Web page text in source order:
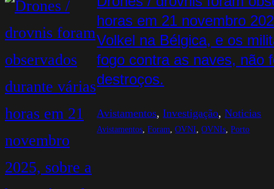
horas em 21 novembro
Volkel na Bélgica, e os
fogo contra as naves, não
destroços.
Avistamentos, Investigação, Noticias
Avistamentos, Foram, OVNI, OVNIs, Porto